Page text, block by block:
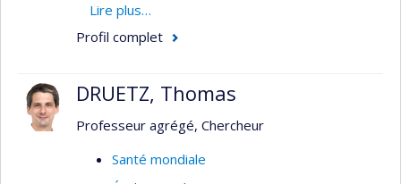
aux approches cliniques et de santé publique en
toxicomanie et réduction des méfaits, ainsi qu'à
prise en charge de maladies infectieuses dont la
tuberculose, la rougeole et le VIH, les approches
l'évaluation des services de première ligne. Mes
Lire plus…
Profil complet
DRUETZ, Thomas
Professeur agrégé, Chercheur
Santé mondiale